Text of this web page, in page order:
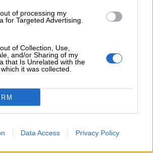
of processing my
for Targeted Advertising.
of Collection, Use,
and/or Sharing of my
that Is Unrelated with the
it was collected.
Data Access Privacy Policy
Innovation Forum: Ένα στα πέντε
φτάνει τελικά στην Ελλάδα
εισφορών ύψους 240 εκατ. ευρώ
την Κυβέρνηση
αλλαγή να οδηγήσει σε